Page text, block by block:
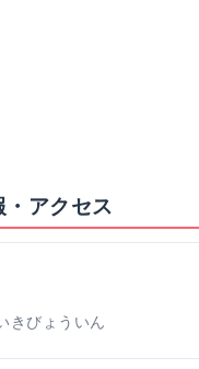
・アクセス
きびょういん